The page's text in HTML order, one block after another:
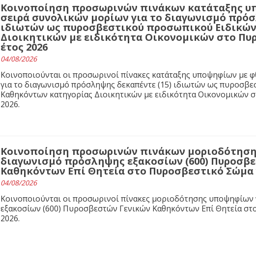
Κοινοποίηση προσωρινών πινάκων κατάταξης
σειρά συνολικών μορίων για το διαγωνισμό
ιδιωτών ως πυροσβεστικού προσωπικού
Διοικητικών με ειδικότητα Οικονομικών στο
έτος 2026
04/08/2026
Κοινοποιούνται οι προσωρινοί πίνακες κατάταξης υποψηφίων με
για το διαγωνισμό πρόσληψης δεκαπέντε (15) ιδιωτών ως
Καθηκόντων κατηγορίας Διοικητικών με ειδικότητα Οικονομικών
2026.
Κοινοποίηση προσωρινών πινάκων
διαγωνισμό πρόσληψης εξακοσίων (600)
Καθηκόντων Επί Θητεία στο Πυροσβεστικό Σώμα
04/08/2026
Κοινοποιούνται οι προσωρινοί πίνακες μοριοδότησης
εξακοσίων (600) Πυροσβεστών Γενικών Καθηκόντων Επί Θητεία
2026.